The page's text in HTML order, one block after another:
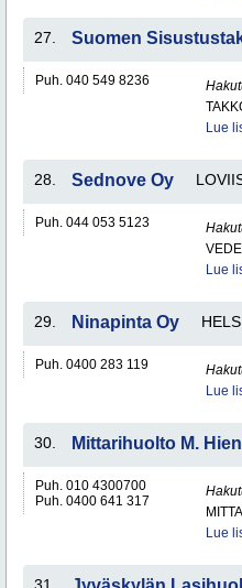
27. Suomen
Puh. 040 549 8236
Lue
28. Sednove Oy
Puh. 044 053 5123
Lue
29. Ninapinta Oy
Puh. 0400 283 119
Lue
30. Mittarihuolto M.
Puh. 010 4300700
Puh. 0400 641 317
Lue